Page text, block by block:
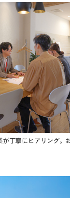
丁寧にヒアリング。